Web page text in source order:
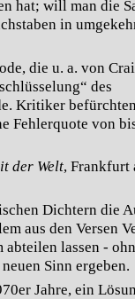
hat; will man die
in
die u. a. von
des
Kritiker
Fehlerquote von
der Welt, Frankfurt
Dichtern die
aus den Versen
lassen -
Sinn ergeben.
Jahre, ein